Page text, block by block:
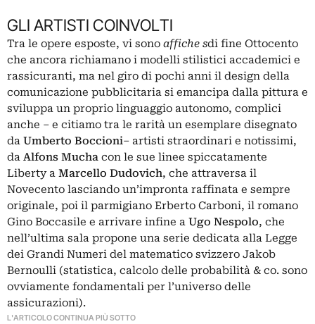
GLI ARTISTI COINVOLTI
Tra le opere esposte, vi sono affiche sdi fine Ottocento
che ancora richiamano i modelli stilistici accademici e
rassicuranti, ma nel giro di pochi anni il design della
comunicazione pubblicitaria si emancipa dalla pittura e
sviluppa un proprio linguaggio autonomo, complici
anche – e citiamo tra le rarità un esemplare disegnato
da Umberto Boccioni– artisti straordinari e notissimi,
da Alfons Mucha con le sue linee spiccatamente
Liberty a Marcello Dudovich, che attraversa il
Novecento lasciando un’impronta raffinata e sempre
originale, poi il parmigiano Erberto Carboni, il romano
Gino Boccasile e arrivare infine a Ugo Nespolo, che
nell’ultima sala propone una serie dedicata alla Legge
dei Grandi Numeri del matematico svizzero Jakob
Bernoulli (statistica, calcolo delle probabilità & co. sono
ovviamente fondamentali per l’universo delle
assicurazioni).
L'ARTICOLO CONTINUA PIÙ SOTTO